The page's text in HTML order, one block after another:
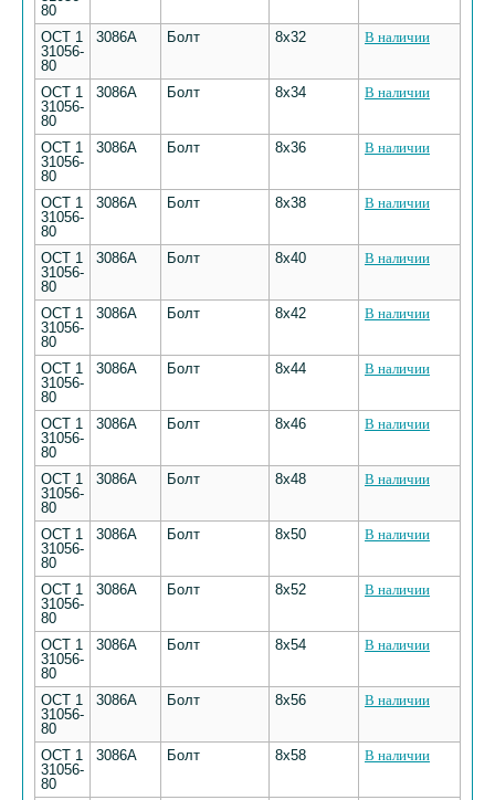
80
ОСТ 1
31056-
80
3086А Болт 8х32 В наличии
ОСТ 1
31056-
80
3086А Болт 8х34 В наличии
ОСТ 1
31056-
80
3086А Болт 8х36 В наличии
ОСТ 1
31056-
80
3086А Болт 8х38 В наличии
ОСТ 1
31056-
80
3086А Болт 8х40 В наличии
ОСТ 1
31056-
80
3086А Болт 8х42 В наличии
ОСТ 1
31056-
80
3086А Болт 8х44 В наличии
ОСТ 1
31056-
80
3086А Болт 8х46 В наличии
ОСТ 1
31056-
80
3086А Болт 8х48 В наличии
ОСТ 1
31056-
80
3086А Болт 8х50 В наличии
ОСТ 1
31056-
80
3086А Болт 8х52 В наличии
ОСТ 1
31056-
80
3086А Болт 8х54 В наличии
ОСТ 1
31056-
80
3086А Болт 8х56 В наличии
ОСТ 1
31056-
80
3086А Болт 8х58 В наличии